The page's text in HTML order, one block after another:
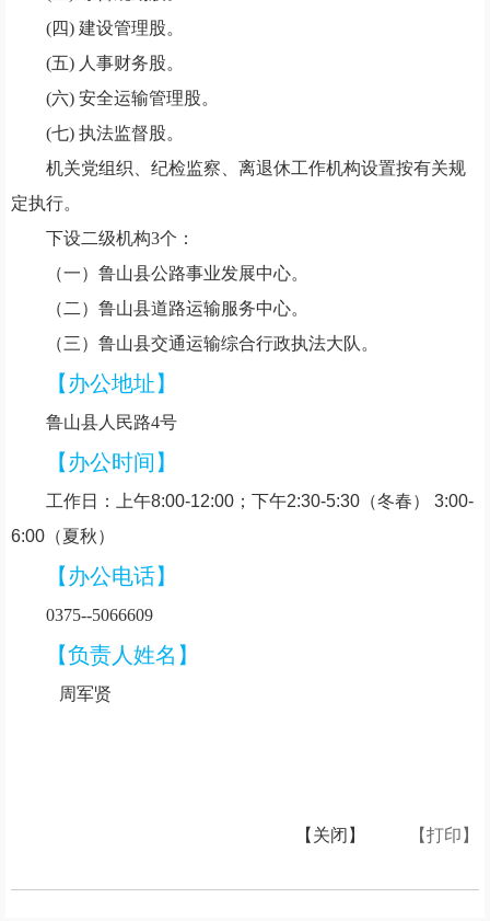
(四) 建设管理股。
(五) 人事财务股。
(六) 安全运输管理股。
(七) 执法监督股。
机关党组织、纪检监察、离退休工作机构设置按有关规
定执行。
下设二级机构3个：
（一） 鲁山县公路事业发展中心。
（二） 鲁山县道路运输服务中心。
（三） 鲁山县交通运输综合行政执法大队。
【办公地址】
鲁山县人民路4号
【办公时间】
工作日：上午8:00-12:00；下午2:30-5:30（冬春） 3:00-
6:00（夏秋）
【办公电话】
0375--5066609
【负责人姓名】
周军贤
【打印】
【关闭】